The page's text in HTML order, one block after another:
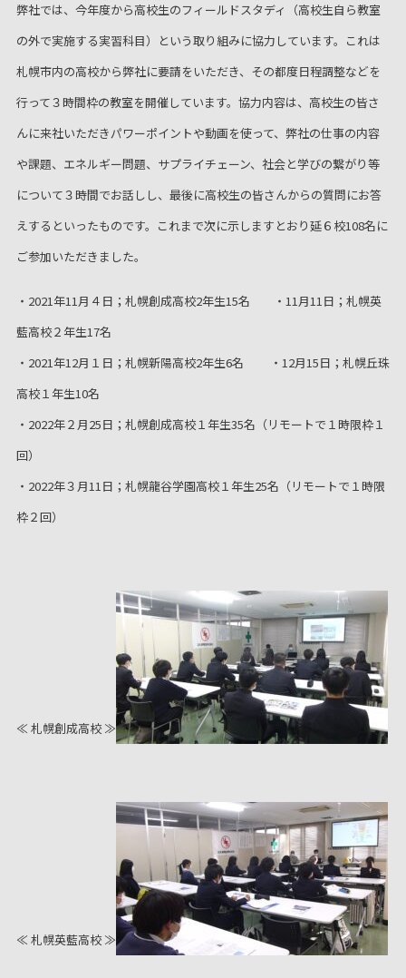
弊社では、今年度から高校生のフィールドスタディ（高校生自ら教室
の外で実施する実習科目）という取り組みに協力しています。これは
札幌市内の高校から弊社に要請をいただき、その都度日程調整などを
行って３時間枠の教室を開催しています。協力内容は、高校生の皆さ
んに来社いただきパワーポイントや動画を使って、弊社の仕事の内容
や課題、エネルギー問題、サプライチェーン、社会と学びの繋がり等
について３時間でお話しし、最後に高校生の皆さんからの質問にお答
えするといったものです。これまで次に示しますとおり延６校108名に
ご参加いただきました。
・2021年11月４日；札幌創成高校2年生15名 ・11月11日；札幌英
藍高校２年生17名
・2021年12月１日；札幌新陽高校2年生6名 ・12月15日；札幌丘珠
高校１年生10名
・2022年２月25日；札幌創成高校１年生35名（リモートで１時限枠１
回）
・2022年３月11日；札幌龍谷学園高校１年生25名（リモートで１時限
枠２回）
≪ 札幌創成高校 ≫
≪ 札幌英藍高校 ≫